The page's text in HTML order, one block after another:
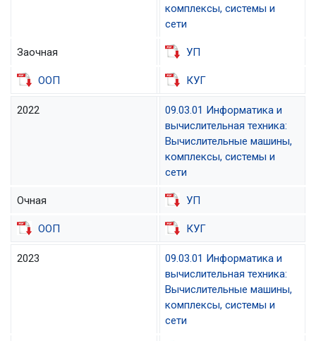
комплексы, системы и
сети
Заочная УП
ООП КУГ
2022
09.03.01 Информатика и
вычислительная техника:
Вычислительные машины,
комплексы, системы и
сети
Очная УП
ООП КУГ
2023
09.03.01 Информатика и
вычислительная техника:
Вычислительные машины,
комплексы, системы и
сети